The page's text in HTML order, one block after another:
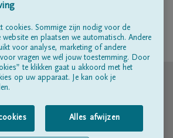
© DELA
Privacyverklaring
cookies. Sommige zijn nodig voor de
website en plaatsen we automatisch. Andere
voor analyse, marketing of andere
vragen we wél jouw toestemming. Door
te klikken gaat u akkoord met het
op uw apparaat. Je kan ook je
Alles afwijzen